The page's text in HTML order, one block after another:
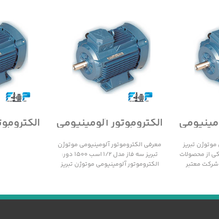
فاز
تبریز
1000 دور یکی از محصولات
معتبر
الکتروموتور آلومینیومی
موتوژن تبریز سه فاز
مدل 1/2 اسب 1500 دور
معرفی الکتروموتور آلومینیومی موتوژن
تبریز سه فاز مدل 1/2 اسب 1500 دور:
الکتروموتور آلومینیومی موتوژن تبریز